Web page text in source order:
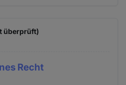
überprüft)
Recht